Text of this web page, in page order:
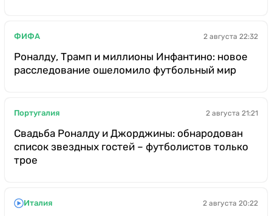
ФИФА 2 августа 22:32
Роналду, Трамп и миллионы Инфантино: новое
расследование ошеломило футбольный мир
Португалия 2 августа 21:21
Свадьба Роналду и Джорджины: обнародован
список звездных гостей – футболистов только
трое
Италия 2 августа 20:22